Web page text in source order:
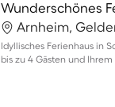
Arnheim,
Idyllisches Ferienhaus in
bis zu 4 Gästen und Ihrem